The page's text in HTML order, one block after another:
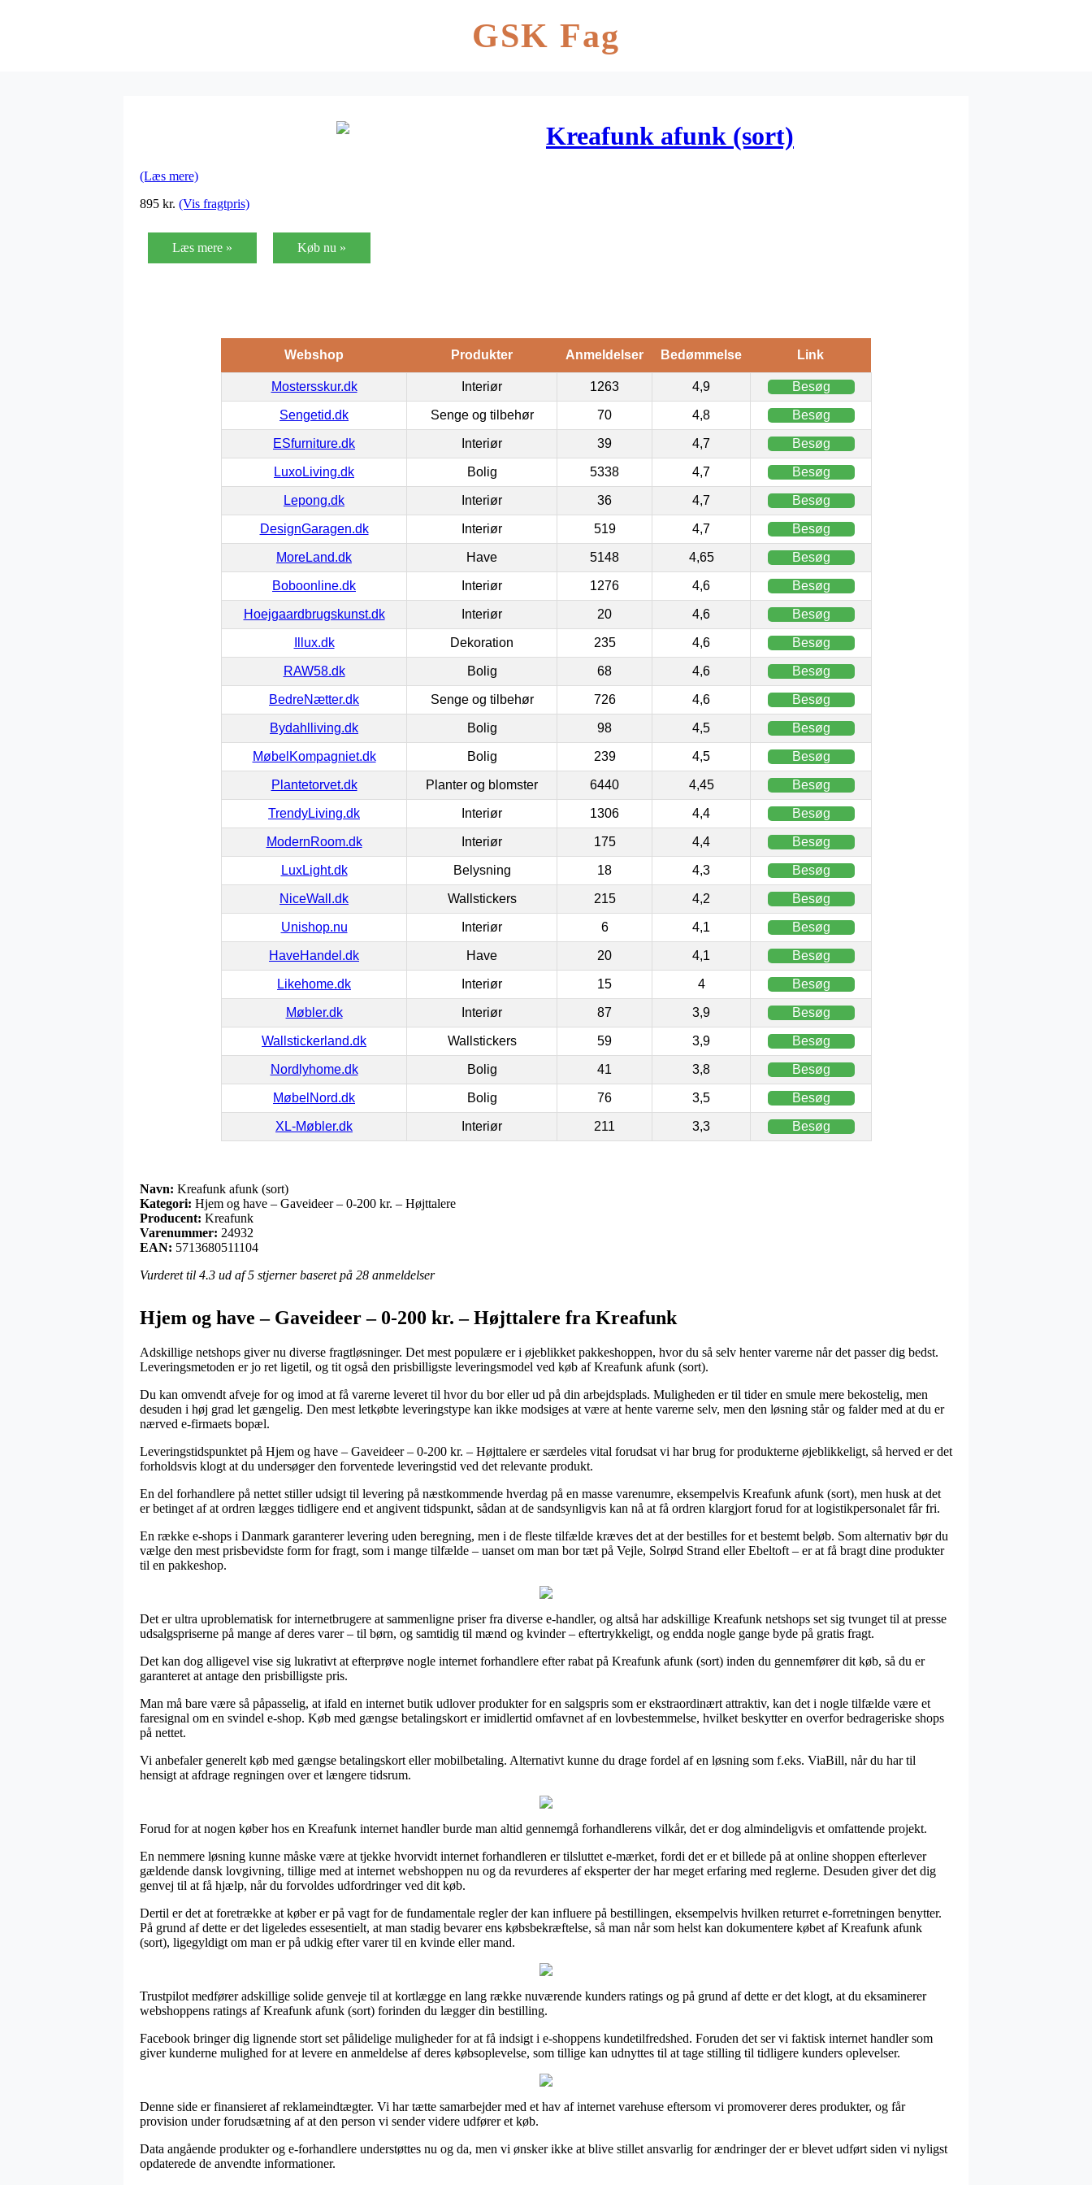
GSK Fag
Kreafunk afunk (sort)
(Læs mere)
895 kr. (Vis fragtpris)
Læs mere » Køb nu »
Webshop Produkter Anmeldelser Bedømmelse Link
Mostersskur.dk Interiør 1263 4,9 Besøg
Sengetid.dk Senge og tilbehør 70 4,8 Besøg
ESfurniture.dk Interiør 39 4,7 Besøg
LuxoLiving.dk Bolig 5338 4,7 Besøg
Lepong.dk Interiør 36 4,7 Besøg
DesignGaragen.dk Interiør 519 4,7 Besøg
MoreLand.dk Have 5148 4,65 Besøg
Boboonline.dk Interiør 1276 4,6 Besøg
Hoejgaardbrugskunst.dk Interiør 20 4,6 Besøg
Illux.dk Dekoration 235 4,6 Besøg
RAW58.dk Bolig 68 4,6 Besøg
BedreNætter.dk Senge og tilbehør 726 4,6 Besøg
Bydahlliving.dk Bolig 98 4,5 Besøg
MøbelKompagniet.dk Bolig 239 4,5 Besøg
Plantetorvet.dk Planter og blomster 6440 4,45 Besøg
TrendyLiving.dk Interiør 1306 4,4 Besøg
ModernRoom.dk Interiør 175 4,4 Besøg
LuxLight.dk Belysning 18 4,3 Besøg
NiceWall.dk Wallstickers 215 4,2 Besøg
Unishop.nu Interiør 6 4,1 Besøg
HaveHandel.dk Have 20 4,1 Besøg
Likehome.dk Interiør 15 4 Besøg
Møbler.dk Interiør 87 3,9 Besøg
Wallstickerland.dk Wallstickers 59 3,9 Besøg
Nordlyhome.dk Bolig 41 3,8 Besøg
MøbelNord.dk Bolig 76 3,5 Besøg
XL-Møbler.dk Interiør 211 3,3 Besøg
Navn: Kreafunk afunk (sort)
Kategori: Hjem og have – Gaveideer – 0-200 kr. – Højttalere
Producent: Kreafunk
Varenummer: 24932
EAN: 5713680511104
Vurderet til 4.3 ud af 5 stjerner baseret på 28 anmeldelser
Hjem og have – Gaveideer – 0-200 kr. – Højttalere fra Kreafunk
Adskillige netshops giver nu diverse fragtløsninger. Det mest populære er i øjeblikket pakkeshoppen, hvor du så selv henter varerne når det passer dig bedst.
Leveringsmetoden er jo ret ligetil, og tit også den prisbilligste leveringsmodel ved køb af Kreafunk afunk (sort).
Du kan omvendt afveje for og imod at få varerne leveret til hvor du bor eller ud på din arbejdsplads. Muligheden er til tider en smule mere bekostelig, men
desuden i høj grad let gængelig. Den mest letkøbte leveringstype kan ikke modsiges at være at hente varerne selv, men den løsning står og falder med at du er
nærved e-firmaets bopæl.
Leveringstidspunktet på Hjem og have – Gaveideer – 0-200 kr. – Højttalere er særdeles vital forudsat vi har brug for produkterne øjeblikkeligt, så herved er det
forholdsvis klogt at du undersøger den forventede leveringstid ved det relevante produkt.
En del forhandlere på nettet stiller udsigt til levering på næstkommende hverdag på en masse varenumre, eksempelvis Kreafunk afunk (sort), men husk at det
er betinget af at ordren lægges tidligere end et angivent tidspunkt, sådan at de sandsynligvis kan nå at få ordren klargjort forud for at logistikpersonalet får fri.
En række e-shops i Danmark garanterer levering uden beregning, men i de fleste tilfælde kræves det at der bestilles for et bestemt beløb. Som alternativ bør du
vælge den mest prisbevidste form for fragt, som i mange tilfælde – uanset om man bor tæt på Vejle, Solrød Strand eller Ebeltoft – er at få bragt dine produkter
til en pakkeshop.
Det er ultra uproblematisk for internetbrugere at sammenligne priser fra diverse e-handler, og altså har adskillige Kreafunk netshops set sig tvunget til at presse
udsalgspriserne på mange af deres varer – til børn, og samtidig til mænd og kvinder – eftertrykkeligt, og endda nogle gange byde på gratis fragt.
Det kan dog alligevel vise sig lukrativt at efterprøve nogle internet forhandlere efter rabat på Kreafunk afunk (sort) inden du gennemfører dit køb, så du er
garanteret at antage den prisbilligste pris.
Man må bare være så påpasselig, at ifald en internet butik udlover produkter for en salgspris som er ekstraordinært attraktiv, kan det i nogle tilfælde være et
faresignal om en svindel e-shop. Køb med gængse betalingskort er imidlertid omfavnet af en lovbestemmelse, hvilket beskytter en overfor bedrageriske shops
på nettet.
Vi anbefaler generelt køb med gængse betalingskort eller mobilbetaling. Alternativt kunne du drage fordel af en løsning som f.eks. ViaBill, når du har til
hensigt at afdrage regningen over et længere tidsrum.
Forud for at nogen køber hos en Kreafunk internet handler burde man altid gennemgå forhandlerens vilkår, det er dog almindeligvis et omfattende projekt.
En nemmere løsning kunne måske være at tjekke hvorvidt internet forhandleren er tilsluttet e-mærket, fordi det er et billede på at online shoppen efterlever
gældende dansk lovgivning, tillige med at internet webshoppen nu og da revurderes af eksperter der har meget erfaring med reglerne. Desuden giver det dig
genvej til at få hjælp, når du forvoldes udfordringer ved dit køb.
Dertil er det at foretrække at køber er på vagt for de fundamentale regler der kan influere på bestillingen, eksempelvis hvilken returret e-forretningen benytter.
På grund af dette er det ligeledes essesentielt, at man stadig bevarer ens købsbekræftelse, så man når som helst kan dokumentere købet af Kreafunk afunk
(sort), ligegyldigt om man er på udkig efter varer til en kvinde eller mand.
Trustpilot medfører adskillige solide genveje til at kortlægge en lang række nuværende kunders ratings og på grund af dette er det klogt, at du eksaminerer
webshoppens ratings af Kreafunk afunk (sort) forinden du lægger din bestilling.
Facebook bringer dig lignende stort set pålidelige muligheder for at få indsigt i e-shoppens kundetilfredshed. Foruden det ser vi faktisk internet handler som
giver kunderne mulighed for at levere en anmeldelse af deres købsoplevelse, som tillige kan udnyttes til at tage stilling til tidligere kunders oplevelser.
Denne side er finansieret af reklameindtægter. Vi har tætte samarbejder med et hav af internet varehuse eftersom vi promoverer deres produkter, og får
provision under forudsætning af at den person vi sender videre udfører et køb.
Data angående produkter og e-forhandlere understøttes nu og da, men vi ønsker ikke at blive stillet ansvarlig for ændringer der er blevet udført siden vi nyligst
opdaterede de anvendte informationer.